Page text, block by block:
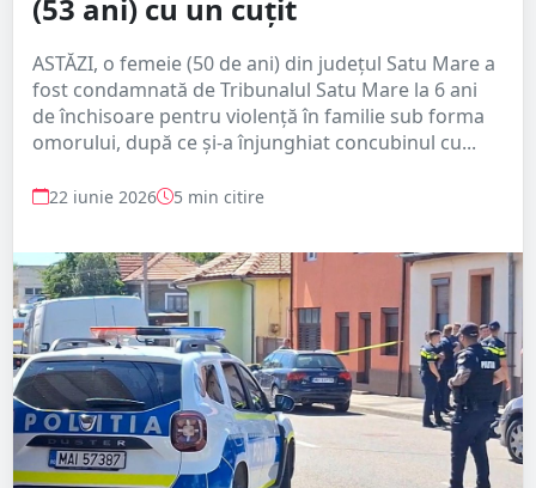
(53 ani) cu un cuțit
ASTĂZI, o femeie (50 de ani) din județul Satu Mare a
fost condamnată de Tribunalul Satu Mare la 6 ani
de închisoare pentru violență în familie sub forma
omorului, după ce și-a înjunghiat concubinul cu...
22 iunie 2026 5 min citire